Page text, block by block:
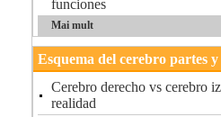
funciones
Mai mult
Esquema del cerebro partes
Cerebro derecho vs cerebro
realidad